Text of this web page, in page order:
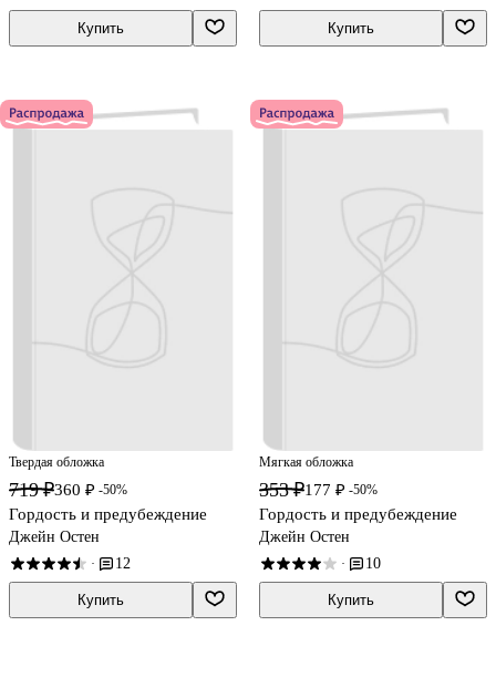
Купить Купить
Твердая обложка
719 ₽360 ₽ -50%
Гордость и предубеждение
Джейн Остен
· 12
Купить
Мягкая обложка
353 ₽177 ₽ -50%
Гордость и предубеждение
Джейн Остен
· 10
Купить